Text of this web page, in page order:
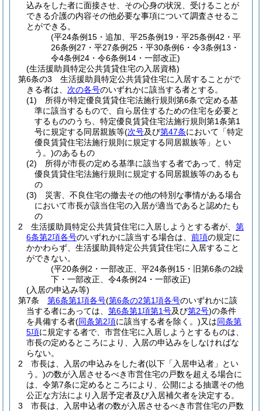
込みをした者に面接させ、その心身の状況、受けることが
できる介護の内容その他必要な事項について調査させるこ
とができる。
(平24条例15・追加、平25条例19・平25条例42・平
26条例27・平27条例25・平30条例6・令3条例13・
令4条例24・令6条例14・一部改正)
(生活援助員特定公共賃貸住宅の入居資格)
第6条の3
生活援助員特定公共賃貸住宅に入居することがで
きる者は、 次の各号のいずれかに該当する者とする。
(1)
所得が特定優良賃貸住宅法施行規則第6条で定める基
準に該当するもので、自ら居住するための住宅を必要と
するもののうち、特定優良賃貸住宅法施行規則第1条第1
号に規定する同居親族等(次号及び第47条において「特定
優良賃貸住宅法施行規則に規定する同居親族等」とい
う。)のあるもの
(2)
所得が市長の定める基準に該当する者であって、特定
優良賃貸住宅法施行規則に規定する同居親族等のあるも
の
(3)
災害、不良住宅の撤去その他の特別な事情がある場合
において市長が該当住宅の入居が適当であると認めたも
の
2
生活援助員特定公共賃貸住宅に入居しようとする者が、 第
6条第2項各号のいずれかに該当する場合は、 前項の規定に
かかわらず、生活援助員特定公共賃貸住宅に入居すること
ができない。
(平20条例2・一部改正、平24条例15・旧第6条の2繰
下・一部改正、令4条例24・一部改正)
(入居の申込み等)
第7条
第6条第1項各号(第6条の2第1項各号のいずれかに該
当する者にあっては、 第6条第1項第1号及び第2号)の条件
を具備する者(同条第2項に該当する者を除く。)又は同条第
5項に規定する者で、市営住宅に入居しようとするものは、
市長の定めるところにより、入居の申込みをしなければな
らない。
2
市長は、入居の申込みをした者(以下「入居申込者」とい
う。)の数が入居させるべき市営住宅の戸数を超える場合に
は、令第7条に定めるところにより、公開による抽選その他
公正な方法により入居予定者及び入居補欠者を決定する。
3
市長は、入居申込者の数が入居させるべき市営住宅の戸数